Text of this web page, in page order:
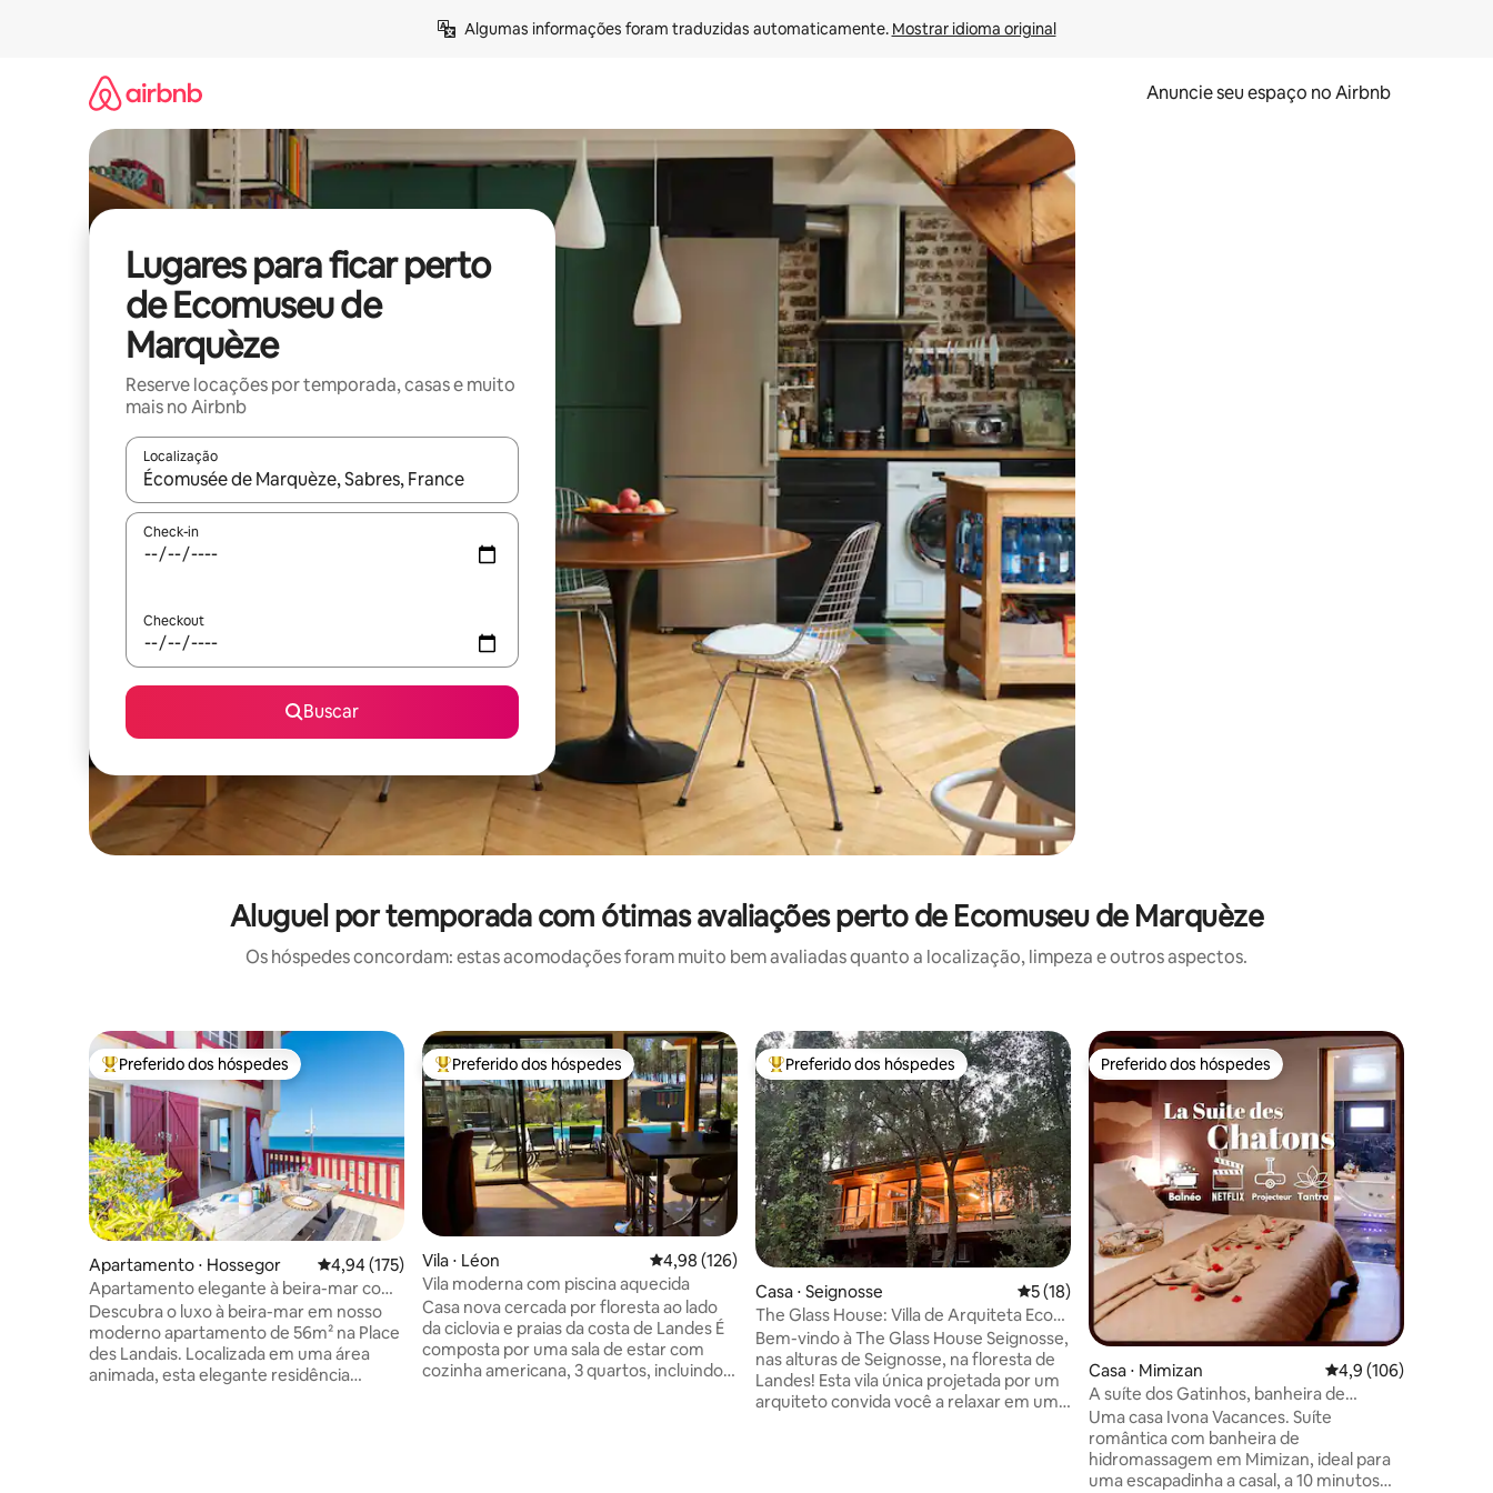
Algumas informações foram traduzidas automaticamente. Mostrar idioma original
Anuncie seu espaço no Airbnb
Lugares para ficar perto
de Ecomuseu de
Marquèze
Reserve locações por temporada, casas e muito
mais no Airbnb
Localização
Quando os resultados estiverem disponíveis, explore-os usando as seta para cima e para baixo do teclado ou tocando e deslizando o dedo na tela.
Check-in
Checkout
Buscar
Aluguel por temporada com ótimas avaliações perto de Ecomuseu de Marquèze
Os hóspedes concordam: estas acomodações foram muito bem avaliadas quanto a localização, limpeza e outros aspectos.
Entre os melhores preferidos dos hóspedes
Preferido dos hóspedes
Apartamento ⋅ Hossegor 4,94 de uma avaliação média de 5, 175 avaliações
4,94 (175)
Apartamento elegante à beira-mar com
terraço com vista para o mar
Descubra o luxo à beira-mar em nosso
moderno apartamento de 56m² na Place
des Landais. Localizada em uma área
animada, esta elegante residência
Entre os melhores preferidos dos hóspedes
Preferido dos hóspedes
Vila ⋅ Léon 4,98 de uma avaliação média de 5, 126 avaliações
4,98 (126)
Vila moderna com piscina aquecida
Casa nova cercada por floresta ao lado
da ciclovia e praias da costa de Landes É
composta por uma sala de estar com
cozinha americana, 3 quartos, incluindo 1
Entre os melhores preferidos dos hóspedes
Preferido dos hóspedes
Casa ⋅ Seignosse 5 de uma avaliação média de 5, 18 avaliações
5 (18)
The Glass House: Villa de Arquiteta Eco-
Chic
Bem-vindo à The Glass House Seignosse,
nas alturas de Seignosse, na floresta de
Landes! Esta vila única projetada por um
arquiteto convida você a relaxar em um
Preferido dos hóspedes
Preferido dos hóspedes
Casa ⋅ Mimizan 4,9 de uma avaliação
4,9 (106)
A suíte dos Gatinhos, banheira de
hidromassagem e ar-condicionado
Uma casa Ivona Vacances. Suíte
romântica com banheira de
hidromassagem em Mimizan, ideal para
uma escapadinha a casal, a 10 minutos